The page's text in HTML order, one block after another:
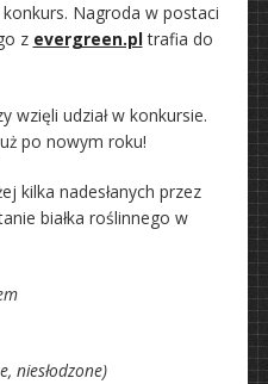
Nagroda w postaci
z evergreen.pl trafia do
wzięli udział w konkursie.
po nowym roku!
kilka nadesłanych przez
białka roślinnego w
niesłodzone)